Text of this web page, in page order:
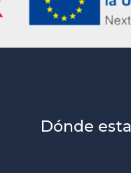
Dónde